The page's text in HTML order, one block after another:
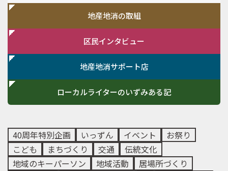
地産地消の取組
区民インタビュー
地産地消サポート店
ローカルライターのいずみある記
40周年特別企画 いっずん イベント
お祭り
こども
まちづくり 交通
伝統文化
地域のキーパーソン
地域活動
居場所づくり